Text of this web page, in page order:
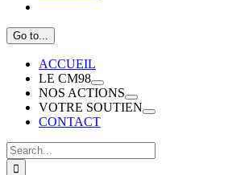
Go to...
ACCUEIL
LE CM98
NOS ACTIONS
VOTRE SOUTIEN
CONTACT
Search
for: